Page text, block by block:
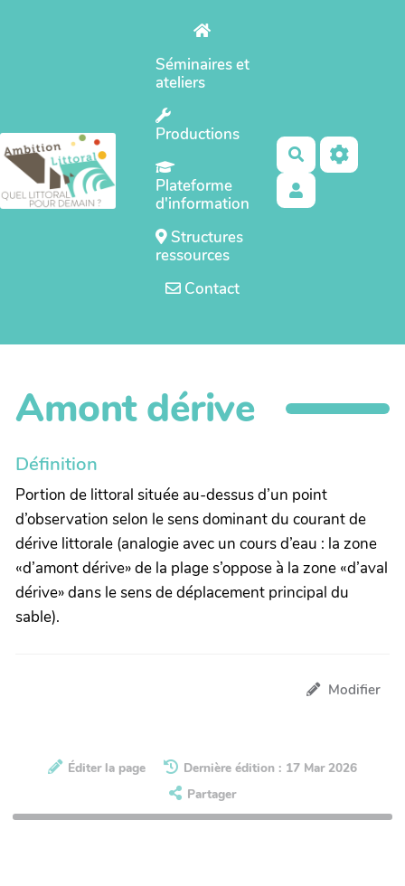
Séminaires et
ateliers
Productions
Plateforme
d'information
Structures
ressources
Contact
Rechercher
Amont dérive
Définition
Portion de littoral située au-dessus d’un point
d’observation selon le sens dominant du courant de
dérive littorale (analogie avec un cours d’eau : la zone
«d’amont dérive» de la plage s’oppose à la zone «d’aval
dérive» dans le sens de déplacement principal du
sable).
Modifier
Éditer la page
Dernière édition : 17 Mar 2026
Partager